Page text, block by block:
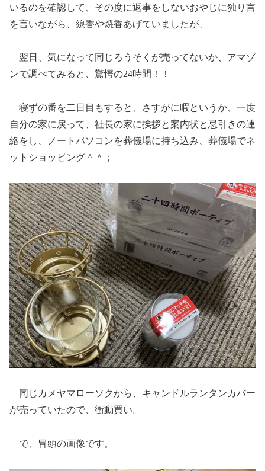
いるのを確認して、その度に返事をしないおやじに独り言
を言いながら、線香や焼香あげていましたが、
翌日、気になって同じろうそくが売ってないか、アマゾ
ンで調べてみると、驚愕の24時間！！
寝ずの番を二日目もすると、さすがに暇というか、一度
自分の家に戻って、社長の家に挨拶と案内状と忌引きの連
絡をし、ノートパソコンを葬儀場に持ち込み、葬儀場でネ
ットショッピング＾＾；
同じカメヤマローソクから、キャンドルランタンカバー
が売っていたので、衝動買い。
で、冒頭の画像です。